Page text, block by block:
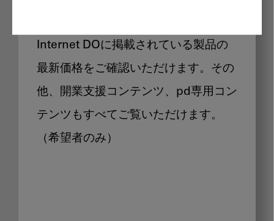
Internet DOに掲載されている製品の
最新価格をご確認いただけます。その
他、開業支援コンテンツ、pd専用コン
テンツもすべてご覧いただけます。
（希望者のみ）